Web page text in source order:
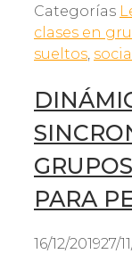
Categorías
clases en
sueltos,
PARA
16/12/201927/